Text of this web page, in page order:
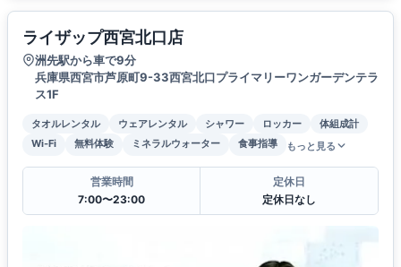
ライザップ西宮北口店
洲先駅から車で9分
兵庫県西宮市芦原町9-33西宮北口プライマリーワンガーデンテラ
ス1F
タオルレンタル ウェアレンタル シャワー ロッカー
体組成計
Wi-Fi
無料体験 ミネラルウォーター 食事指導 もっと見る
営業時間
7:00〜23:00
定休日
定休日なし